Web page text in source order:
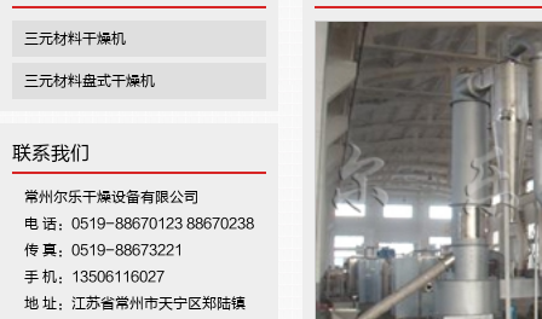
三元材料干燥机
三元材料盘式干燥机
联系我们
常州尔乐干燥设备有限公司
电 话：0519-88670123 88670238
传 真：0519-88673221
手 机：13506116027
地 址：江苏省常州市天宁区郑陆镇